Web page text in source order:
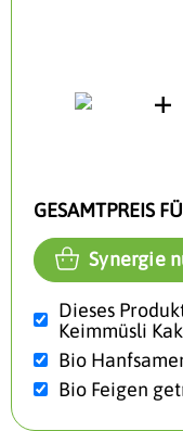
GESAMTPREIS
Synergie
Dieses
Keimmüsli
Bio
Bio Feigen